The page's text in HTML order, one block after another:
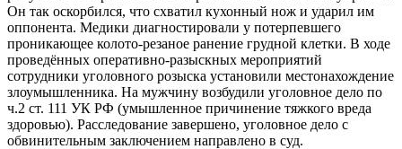
Он так оскорбился, что схватил кухонный нож и ударил им
оппонента. Медики диагностировали у потерпевшего
проникающее колото-резаное ранение грудной клетки. В ходе
проведённых оперативно-разыскных мероприятий
сотрудники уголовного розыска установили местонахождение
злоумышленника. На мужчину возбудили уголовное дело по
ч.2 ст. 111 УК РФ (умышленное причинение тяжкого вреда
здоровью). Расследование завершено, уголовное дело с
обвинительным заключением направлено в суд.